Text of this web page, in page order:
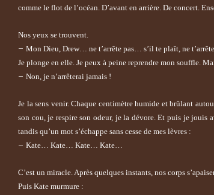
comme le flot de l’océan. D’avant en arrière. De concert.
Nos yeux se trouvent.
– Mon Dieu, Drew… ne t’arrête pas… s’il te plaît, ne
Je plonge en elle. Je peux à peine reprendre mon souffle.
– Non, je n’arrêterai jamais !
Je la sens venir. Chaque centimètre humide et brûlant
son cou, je respire son odeur, je la dévore. Et puis je jouis
tandis qu’un mot s’échappe sans cesse de mes lèvres :
– Kate… Kate… Kate… Kate…
C’est un miracle. Après quelques instants, nos corps
Puis Kate murmure :